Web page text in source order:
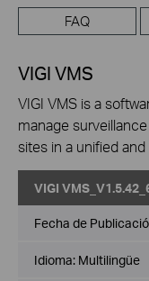
FAQ
VIGI VMS
VIGI VMS is a
manage
sites in a unified
VIGI
Fecha de
Idioma: Multilingüe